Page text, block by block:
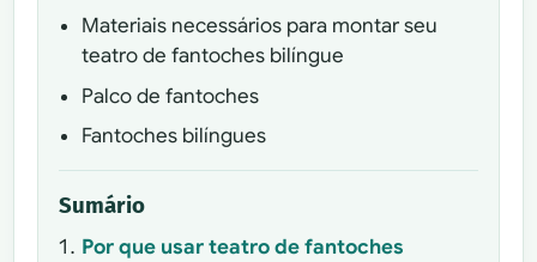
Materiais necessários para montar seu
teatro de fantoches bilíngue
Palco de fantoches
Fantoches bilíngues
Sumário
Por que usar teatro de fantoches